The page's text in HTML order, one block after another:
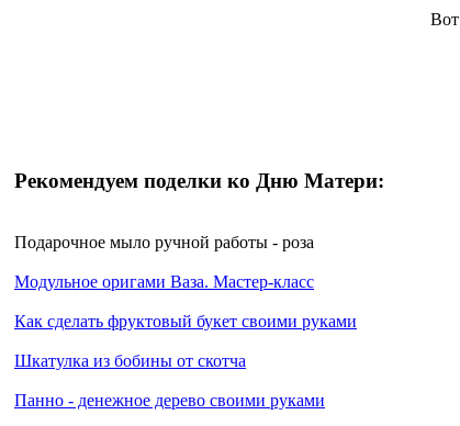
Вот
Рекомендуем поделки ко Дню Матери:
Подарочное мыло ручной работы - роза
Модульное оригами Ваза. Мастер-класс
Как сделать фруктовый букет своими руками
Шкатулка из бобины от скотча
Панно - денежное дерево своими руками